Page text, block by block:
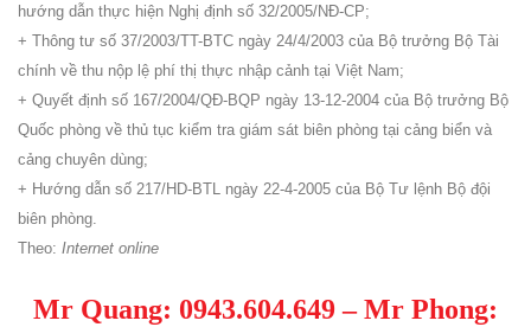
hướng dẫn thực hiện Nghị định số 32/2005/NĐ-CP;
+ Thông tư số 37/2003/TT-BTC ngày 24/4/2003 của Bộ trưởng Bộ Tài
chính về thu nộp lệ phí thị thực nhập cảnh tại Việt Nam;
+ Quyết định số 167/2004/QĐ-BQP ngày 13-12-2004 của Bộ trưởng Bộ
Quốc phòng về thủ tục kiểm tra giám sát biên phòng tại cảng biển và
cảng chuyên dùng;
+ Hướng dẫn số 217/HD-BTL ngày 22-4-2005 của Bộ Tư lệnh Bộ đội
biên phòng.
Theo: Internet online
Mr Quang: 0943.604.649– Mr Phong: